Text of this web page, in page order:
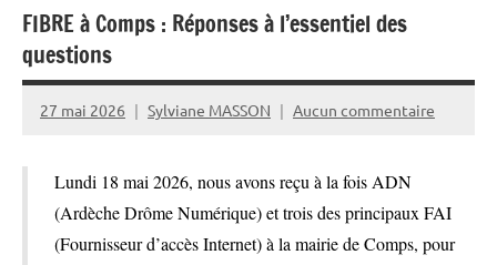
FIBRE à Comps : Réponses à l’essentiel des
questions
27 mai 2026 Sylviane MASSON Aucun commentaire
Lundi 18 mai 2026, nous avons reçu à la fois ADN
(Ardèche Drôme Numérique) et trois des principaux FAI
(Fournisseur d’accès Internet) à la mairie de Comps, pour